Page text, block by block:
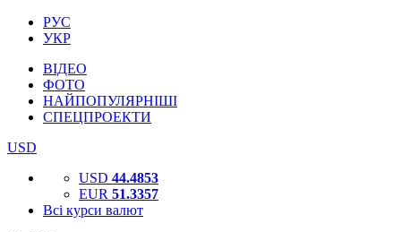
РУС
УКР
ВІДЕО
ФОТО
НАЙПОПУЛЯРНІШІ
СПЕЦПРОЕКТИ
USD
USD 44.4853
EUR 51.3357
Всі курси валют